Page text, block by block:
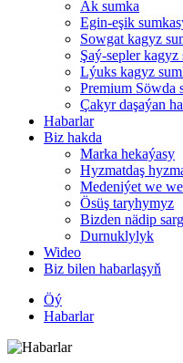
Ak sumka
Egin-eşik
Sowgat kagyz
Şaý-sepler kagyz
Lýuks kagyz
Premium Söwda
Çakyr daşaýan
Habarlar
Biz hakda
Marka hekaýasy
Hyzmatdaş
Medeniýet we
Ösüş taryhymyz
Bizden nädip
Durnuklylyk
Wideo
Biz bilen habarlaşyň
Öý
Habarlar